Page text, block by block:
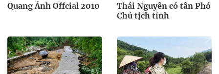
Quang Ánh Offcial 2010
Thái Nguyên có tân Phó
Chủ tịch tỉnh